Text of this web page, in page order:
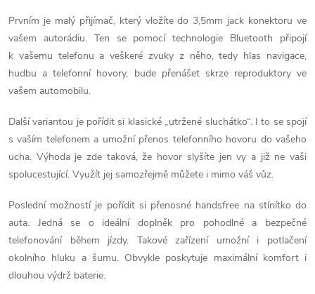
ů
d
a
c
í
p
r
v
k
y
v
Prvním je malý přijímač, který vložíte do 3,5mm jack konektoru ve
vašem autorádiu. Ten se pomocí technologie Bluetooth připojí
k vašemu telefonu a veškeré zvuky z něho, tedy hlas navigace,
hudbu a telefonní hovory, bude přenášet skrze reproduktory ve
vašem automobilu.
Další variantou je pořídit si klasické „utržené sluchátko“. I to se spojí
s vaším telefonem a umožní přenos telefonního hovoru do vašeho
ucha. Výhoda je zde taková, že hovor slyšíte jen vy a již ne vaši
spolucestující. Využít jej samozřejmě můžete i mimo váš vůz.
Poslední možností je pořídit si přenosné handsfree na stínítko do
auta. Jedná se o ideální doplněk pro pohodlné a bezpečné
telefonování během jízdy. Takové zařízení umožní i potlačení
okolního hluku a šumu. Obvykle poskytuje maximální komfort i
dlouhou výdrž baterie.